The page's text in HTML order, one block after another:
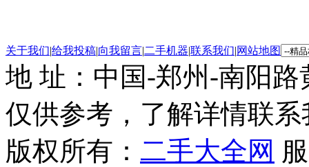
关于我们|给我投稿|向我留言|二手机器|联系我们|网站地图
地 址：中国-郑州-南阳
仅供参考，了解详情联系
版权所有： 二手大全网